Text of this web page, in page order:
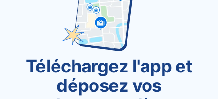
Téléchargez l'app et
déposez vos